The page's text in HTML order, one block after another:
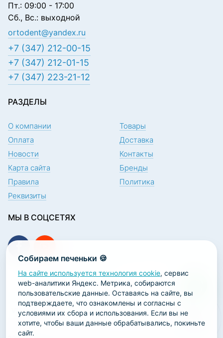
Собираем печеньки 🍪
На сайте используется технология cookie, сервис
web-аналитики Яндекс. Метрика, собираются
пользовательские данные. Оставаясь на сайте, вы
подтверждаете, что ознакомлены и согласны с
условиями их сбора и использования. Если вы не
хотите, чтобы ваши данные обрабатывались, покиньте
сайт.
Пт.: 09:00 - 17:00
Сб., Вс.: выходной
ortodent@yandex.ru
+7 (347) 212-00-15
+7 (347) 212-01-15
+7 (347) 223-21-12
РАЗДЕЛЫ
О компании
Товары
Оплата
Доставка
Новости
Контакты
Карта сайта
Бренды
Правила
Политика
Реквизиты
МЫ В СОЦСЕТЯХ
ПОДПИСКА НА НОВОСТИ